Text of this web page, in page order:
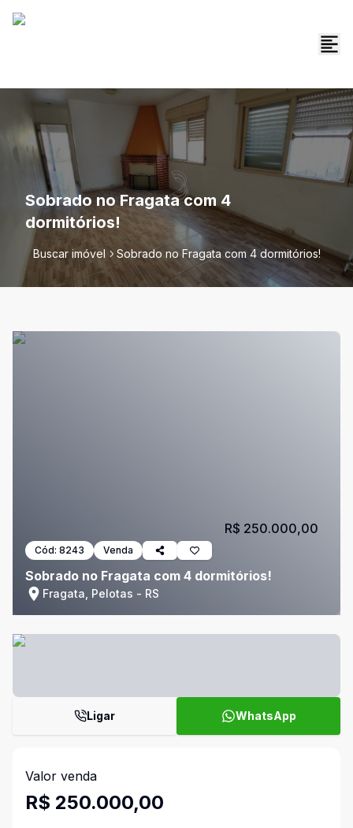
Sobrado no Fragata com 4
dormitórios!
Buscar imóvel Sobrado no Fragata com 4 dormitórios!
Cód: 8243 Venda
Sobrado no Fragata com 4 dormitórios!
Fragata, Pelotas - RS
R$ 250.000,00
Ligar WhatsApp
Valor venda
R$ 250.000,00